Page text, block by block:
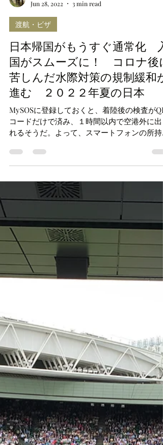
haruukjp
Jun 28, 2022
3 min read
渡航・ビザ
日本帰国がもうすぐ通常化 入
国がスムーズに！ コロナ後に
苦しんだ水際対策の規制緩和が
進む ２０２２年夏の日本
MySOSに登録しておくと、着陸後の検査がQR
コードだけで済み、１時間以内で空港外に出
必須となる。スマートフォンを苦手とするお
寄りには悲報だが、空港内での複雑な手続き
考えると、スマートフォンの所持、そしてア
リのダウンロードは必須に